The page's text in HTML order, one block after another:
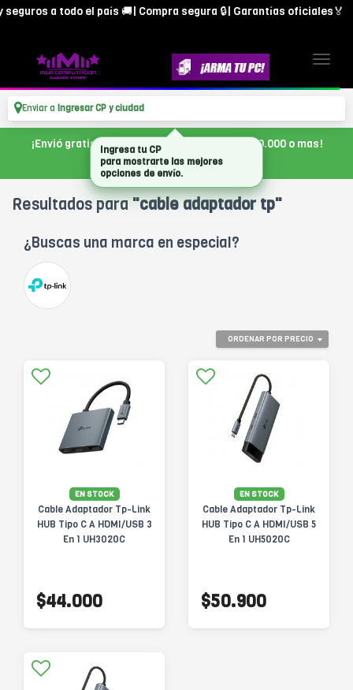
a todo el país 🚚| Compra segura 🔒| Garantías oficiales🏅
Enviar a Ingresar CP y ciudad
¡Envió gratis en CABA, con tu compra de $300.000 o mas!
Resultados para"cable adaptador tp"
¿Buscas una marca en especial?
ORDENAR POR PRECIO
EN STOCK
Cable Adaptador Tp-Link
HUB Tipo C A HDMI/USB 3
En 1 UH3020C
$44.000
EN STOCK
Cable Adaptador Tp-Link
HUB Tipo C A HDMI/USB 5
En 1 UH5020C
$50.900
Ingresa tu CP
para mostrarte las mejores
opciones de envío.